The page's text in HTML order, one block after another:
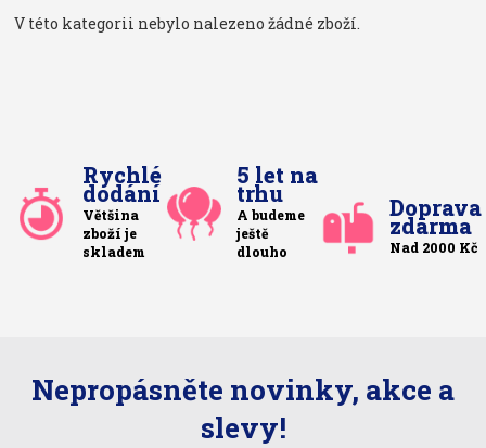
V této kategorii nebylo nalezeno žádné zboží.
Rychlé
dodání
Většina
zboží je
skladem
5 let na
trhu
A budeme
ještě
dlouho
Doprava
zdarma
Nad 2000 Kč
Nepropásněte novinky, akce a
slevy!